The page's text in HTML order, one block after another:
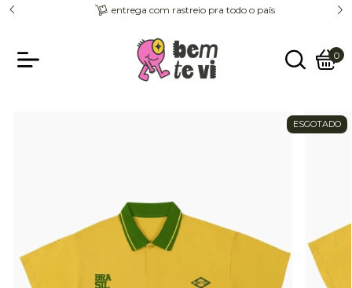
entrega com rastreio pra todo o país
0
ESGOTADO